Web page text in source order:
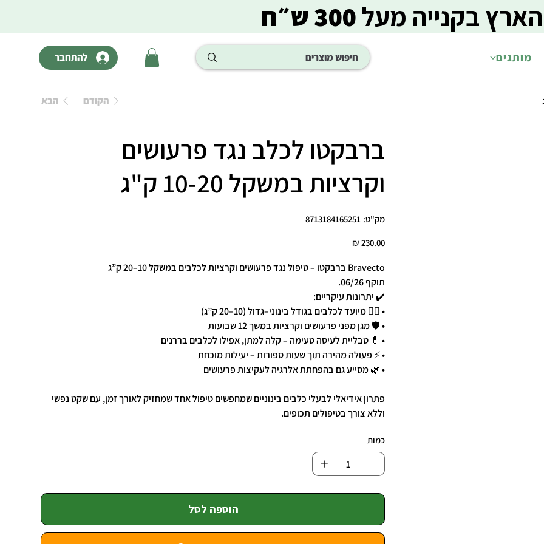
מותגים להתחבר
בקנייה מעל300 ש״ח
הקודם הבא
ברבקטו לכלב נגד פרעושים
וקרציות במשקל 10-20 ק"ג
מק"ט:
מק"ט
8713184165251
8713184165251
מחיר ‏230.00 ‏₪
Bravecto ברבקטו – טיפול נגד פרעושים וקרציות לכלבים במשקל 10–20 ק”ג
תוקף 06/26.
✔️ יתרונות עיקריים:
• 🐕‍🦺 מיועד לכלבים בגודל בינוני–גדול (10–20 ק”ג)
• 🛡️ מגן מפני פרעושים וקרציות במשך 12 שבועות
• 💊 טבליית לעיסה טעימה – קלה למתן, אפילו לכלבים בררנים
• ⚡ פעולה מהירה תוך שעות ספורות – יעילות מוכחת
• 🌿 מסייע גם בהפחתת אלרגיה לעקיצות פרעושים
פתרון אידיאלי לבעלי כלבים בינוניים שמחפשים טיפול אחד שמחזיק לאורך זמן, עם שקט נפשי
וללא צורך בטיפולים תכופים.
כמות
הוספה לסל